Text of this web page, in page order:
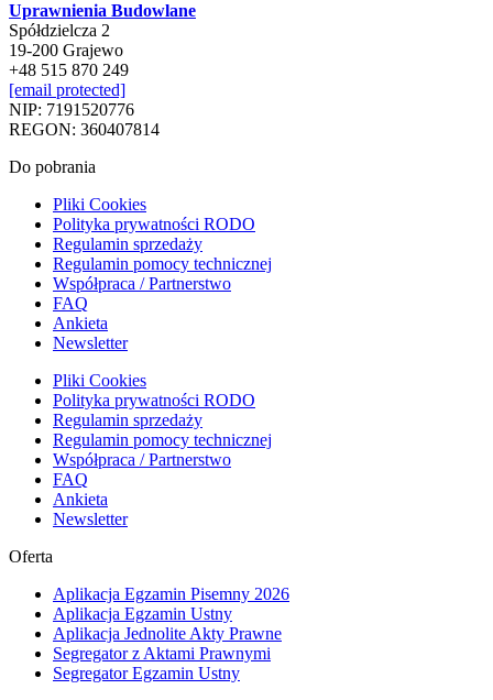
Uprawnienia Budowlane
Spółdzielcza 2
19-200 Grajewo
+48 515 870 249
[email protected]
NIP: 7191520776
REGON: 360407814
Do pobrania
Pliki Cookies
Polityka prywatności RODO
Regulamin sprzedaży
Regulamin pomocy technicznej
Współpraca / Partnerstwo
FAQ
Ankieta
Newsletter
Pliki Cookies
Polityka prywatności RODO
Regulamin sprzedaży
Regulamin pomocy technicznej
Współpraca / Partnerstwo
FAQ
Ankieta
Newsletter
Oferta
Aplikacja Egzamin Pisemny 2026
Aplikacja Egzamin Ustny
Aplikacja Jednolite Akty Prawne
Segregator z Aktami Prawnymi
Segregator Egzamin Ustny